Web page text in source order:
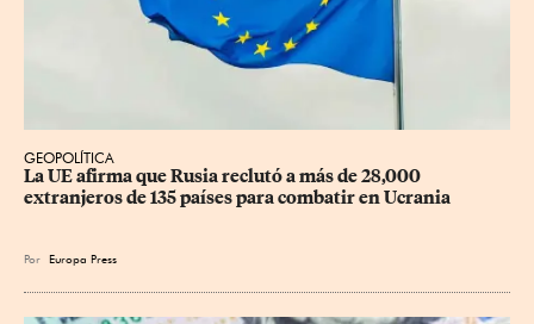
GEOPOLÍTICA
La UE afirma que Rusia reclutó a más de 28,000
extranjeros de 135 países para combatir en Ucrania
Por Europa Press